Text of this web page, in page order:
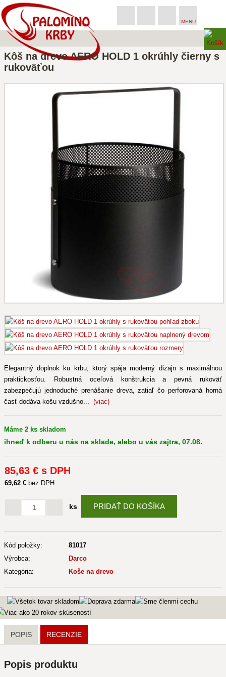
MENU
Kôš na drevo AERO HOLD 1 okrúhly čierny s
rukoväťou
Elegantný doplnok ku krbu, ktorý spája moderný dizajn s maximálnou
praktickosťou. Robustná oceľová konštrukcia a pevná rukoväť
zabezpečujú jednoduché prenášanie dreva, zatiaľ čo perforovaná horná
časť dodáva košu vzdušno... (viac)
Máme 2 ks skladom
ihneď k odberu u nás na sklade, alebo u vás zajtra, 07.08.
85,63 € s DPH
69,62 € bez DPH
ks PRIDAŤ DO KOŠÍKA
Kód položky:
81017
Výrobca:
Darco
Kategória:
Koše na drevo
POPIS RECENZIE
Popis produktu